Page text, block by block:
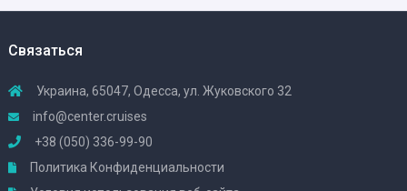
Связаться
Украина, 65047, Одесса, ул. Жуковского 32
info@center.cruises
+38 (050) 336-99-90
Политика Конфиденциальности